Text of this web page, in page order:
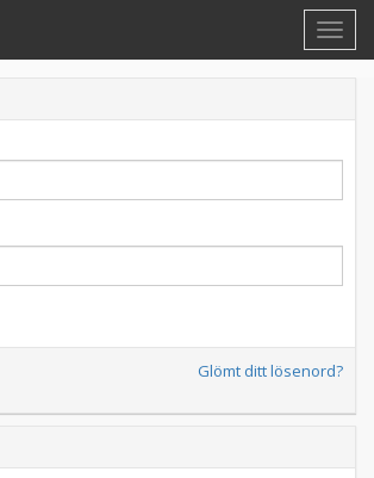
Glömt ditt lösenord?